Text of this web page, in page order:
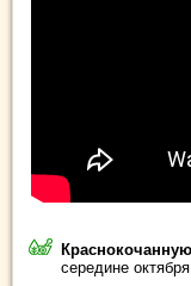
Краснокочанную
середине